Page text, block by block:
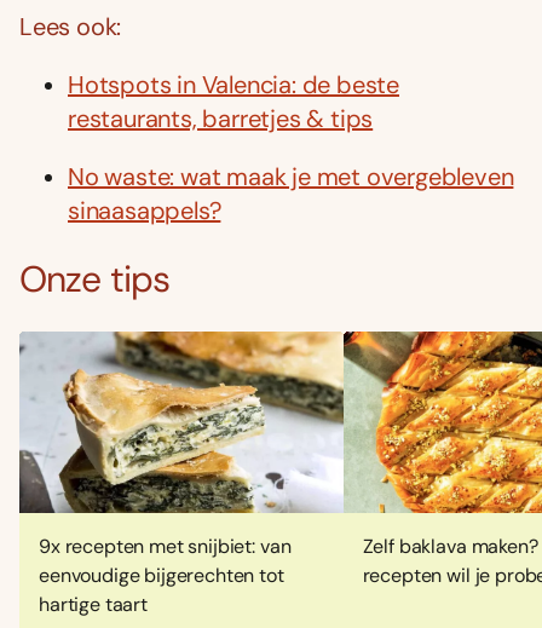
Lees ook:
Hotspots in Valencia: de beste
restaurants, barretjes & tips
No waste: wat maak je met overgebleven
sinaasappels?
Onze tips
9x recepten met snijbiet: van
eenvoudige bijgerechten tot
hartige taart
Zelf baklava
recepten wil je